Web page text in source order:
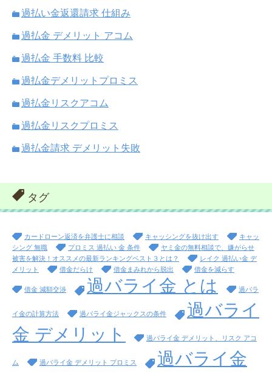
過払い金返還請求 仕組み
過払金 デメリット アコム
過払金 手数料 比較
過払金デメリットプロミス
過払金リスクアコム
過払金リスクプロミス
過払金請求 デメリット失敗
タグ
カードローン返済を弁護士に相談 キャッシングを抜け出す
キャッ
シング 無職
プロミス 過払い 金 条件
ヤミ金の無料相談で、嫌がらせ
被害を解決！オススメの最新ランキングベスト３とは？
レイク 過払い金 デ
メリット
借金だらけ 借金まみれから脱出 借金を減らす
借金 減額交渉 過バライ金 とは 過バラ
イ金の計算方法 過バライ金ジャックスの条件
過バライ
金 デメリット
過バライ金 デメリット、リスク アコ
ム 過バライ金 デメリット プロミス
過バライ金